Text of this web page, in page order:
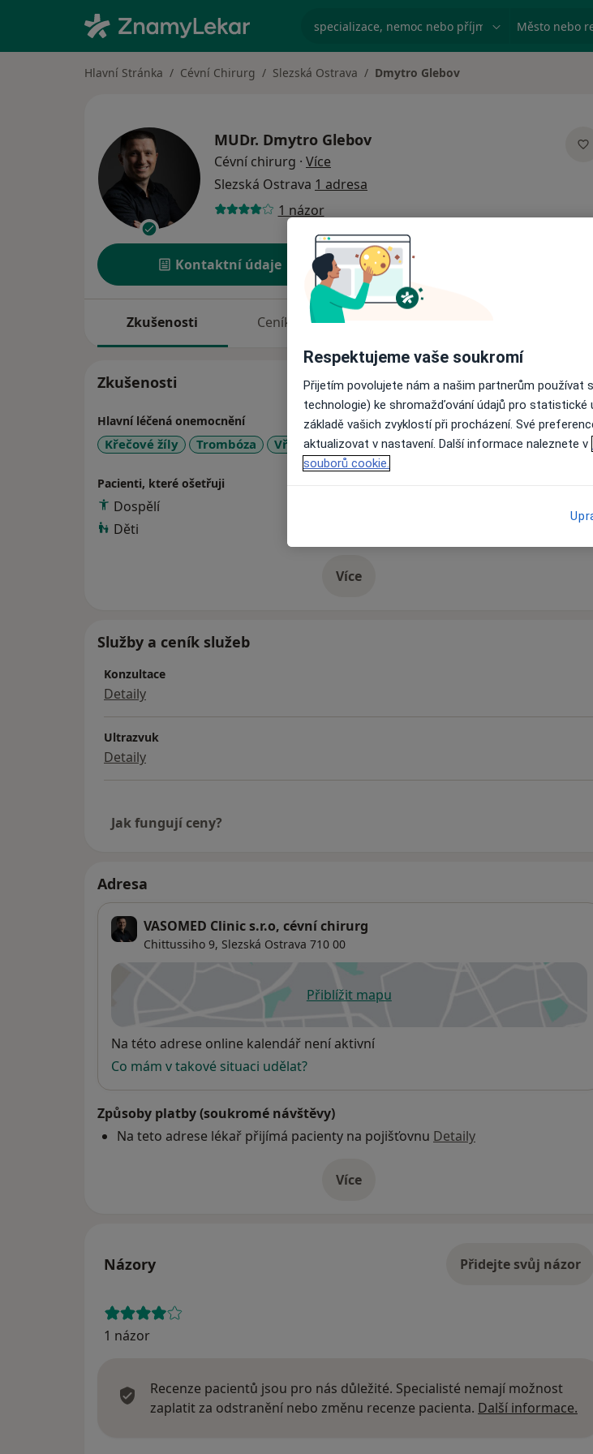
specializace, nemoc nebo příjmení Město nebo
Hlavní Stránka Cévní Chirurg Slezská Ostrava Dmytro Glebov
MUDr. Dmytro Glebov
Cévní chirurg · Více
Slezská Ostrava 1 adresa
1 názor
Kontaktní údaje
Zkušenosti Ceník
Zkušenosti
Hlavní léčená onemocnění
Křečové žíly Trombóza Vřed na noze Bolest v nohou
Pacienti, které ošetřuji
Dospělí
Děti
Víceo zkušenostech
Služby a ceník služeb
Konzultace
Detaily
Ultrazvuk
Detaily
Jak fungují ceny?
Adresa
VASOMED Clinic s.r.o, cévní chirurg
Chittussiho 9, Slezská Ostrava 710 00
Přiblížit mapuse otevře v nové záložce
Dostupnost
Na této adrese online kalendář není aktivní
Co mám v takové situaci udělat?
Způsoby platby (soukromé návštěvy)
Na teto adrese lékař přijímá pacienty na pojišťovnu Detaily
Víceo adrese
Názory Přidejte svůj názor
1 názor
Recenze pacientů jsou pro nás důležité. Specialisté nemají možnost
zaplatit za odstranění nebo změnu recenze pacienta. Další informace.
Respektujeme vaše soukromí
Přijetím povolujete nám a našim partnerům používat
technologie) ke shromažďování údajů pro statistické
základě vašich zvyklostí při procházení. Své
aktualizovat v nastavení. Další informace naleznete v
souborů cookie.